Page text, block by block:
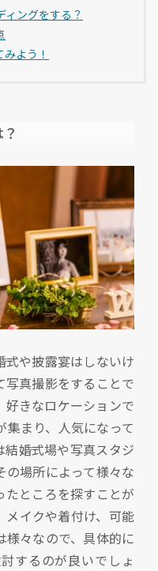
ィングをする？
よう！
式や披露宴はしないけ
写真撮影をすることで
好きなロケーションで
まり、人気になって
結婚式場や写真スタジ
の場所によって様々な
たところを探すことが
メイクや着付け、可能
様々なので、具体的に
するのが良いでしょ